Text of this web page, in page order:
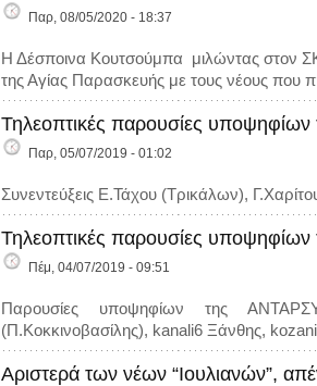
Παρ, 08/05/2020 - 18:37
Η Δέσποινα Κουτσούμπα μιλώντας στον
της Αγίας Παρασκευής με τους νέους που
Τηλεοπτικές παρουσίες
Παρ, 05/07/2019 - 01:02
Συνεντεύξεις Ε.Τάχου (Τρικάλων),
Τηλεοπτικές παρουσίες
Πέμ, 04/07/2019 - 09:51
Παρουσίες υποψηφίων της
(Π.Κοκκινοβασίλης), kanali6 Ξάνθης,
Αριστερά των νέων “Ιουλιανών”,